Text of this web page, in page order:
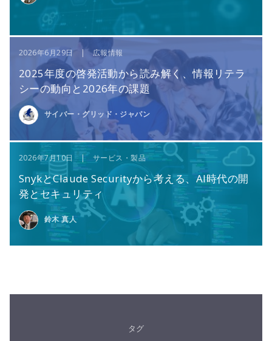
2026年6月29日 | 広報情報
2025年度の啓発活動から読み解く、情報リテラ
シーの動向と2026年の課題
サイバー・グリッド・ジャパン
2026年7月10日 | サービス・製品
SnykとClaude Securityから考える、AI時代の開
発とセキュリティ
鈴木 真人
タグ